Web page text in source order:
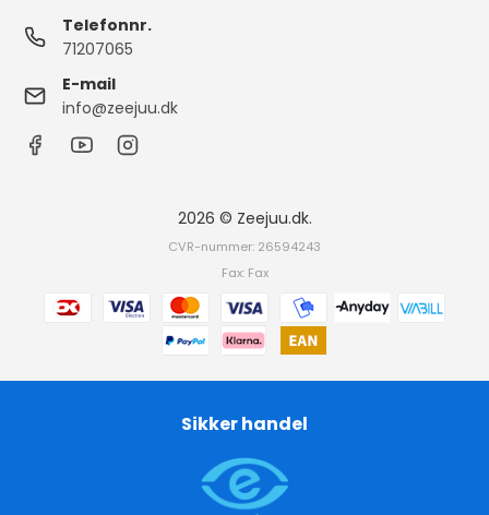
Telefonnr.
71207065
E-mail
info@zeejuu.dk
2026 © Zeejuu.dk.
CVR-nummer: 26594243
Fax: Fax
Sikker handel